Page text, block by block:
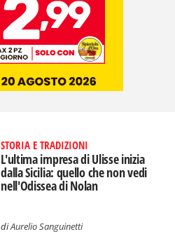
STORIA E TRADIZIONI
L'ultima impresa di Ulisse inizia
dalla Sicilia: quello che non vedi
nell'Odissea di Nolan
diAurelio Sanguinetti